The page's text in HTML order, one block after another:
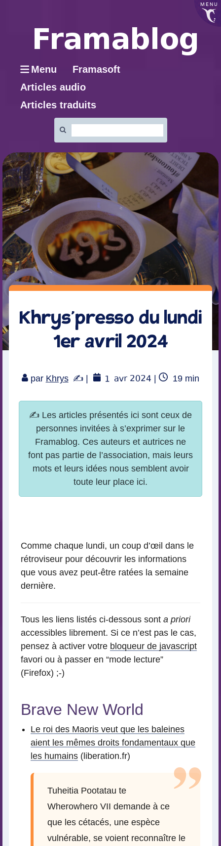
MENU
Menu
Framasoft
Articles audio
Articles traduits
:
Khrys’presso du lundi
1er avril 2024
par Khrys | 1 avr 2024 |
Temps
19 min
Comme chaque lundi, un coup d’œil dans le
rétroviseur pour découvrir les informations
que vous avez peut-être ratées la semaine
dernière.
Tous les liens listés ci-dessous sont a priori
accessibles librement. Si ce n’est pas le cas,
pensez à activer votre bloqueur de javascript
favori ou à passer en “mode lecture”
(Firefox) ;-)
Brave New World
Le roi des Maoris veut que les baleines
aient les mêmes droits fondamentaux que
les humains (liberation.fr)
Tuheitia Pootatau te
Wherowhero VII demande à ce
que les cétacés, une espèce
vulnérable, se voient reconnaître le